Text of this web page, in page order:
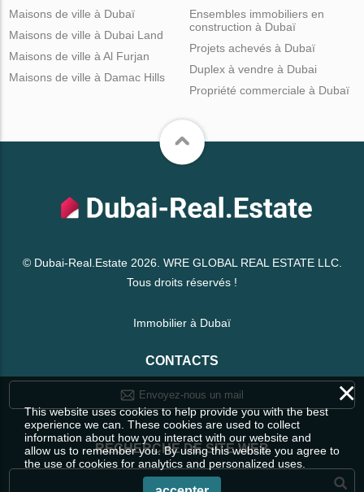
Maisons de ville à Dubaï
Maisons de ville à Dubai Land
Maisons de ville à Al Furjan
Maisons de ville à Damac Hills
Ensembles immobiliers en
construction à Dubaï
Projets achevés à Dubaï
Duplex à vendre à Dubai
Propriété commerciale à Dubaï
© Dubai-Real.Estate 2026. WRE GLOBAL REAL ESTATE LLC.
Tous droits réservés !
Immobilier à Dubaï
CONTACTS
Envoyez-nous un mail
RECHERCHE DE SITE WEB
×
This website uses cookies to help provide you with the best
experience we can. These cookies are used to collect
information about how you interact with our website and
allow us to remember you. By using this website you agree to
the use of cookies for analytics and personalized uses.